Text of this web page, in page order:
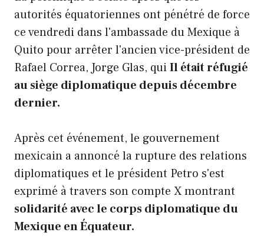
autorités équatoriennes ont pénétré de force
ce vendredi dans l'ambassade du Mexique à
Quito pour arrêter l'ancien vice-président de
Rafael Correa, Jorge Glas, quiIl était réfugié
au siège diplomatique depuis décembre
dernier.
Après cet événement, le gouvernement
mexicain a annoncé la rupture des relations
diplomatiques et le président Petro s'est
exprimé à travers son compte X montrant
solidarité avec le corps diplomatique du
Mexique en Équateur.